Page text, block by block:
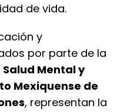
de vida.
y
por parte de la
Mental y
Mexiquense de
, representan la